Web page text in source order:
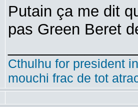
Putain ça me dit
pas Green Beret
Cthulhu for president
mouchi frac de tot